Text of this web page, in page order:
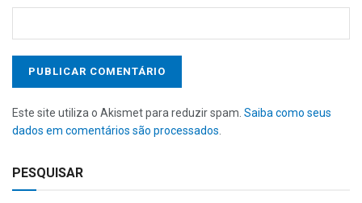
Este site utiliza o Akismet para reduzir spam. Saiba como seus
dados em comentários são processados
PESQUISAR